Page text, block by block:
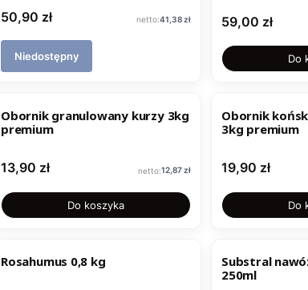
Cena
50,90 zł Cena
41,38 zł
Niedostępny
Cena
59,00 zł
Do
Obornik granulowany kurzy 3kg
premium
Cena
13,90 zł Cena
12,87 zł
Do koszyka
Obornik
3kg premium
Cena
19,90 zł
Do
Rosahumus 0,8 kg
Substral
250ml